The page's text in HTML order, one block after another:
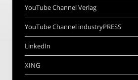
YouTube Channel Verlag
YouTube Channel industryPRESS
LinkedIn
XING